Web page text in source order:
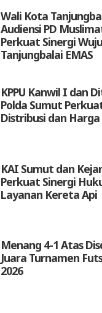
Wali Kota
Audiensi PD
Perkuat Sinergi
Tanjungbalai EMAS
KPPU Kanwil I dan
Polda Sumut
Distribusi dan Harga
KAI Sumut dan
Perkuat Sinergi
Layanan Kereta Api
Menang 4-1 Atas
Juara Turnamen
2026